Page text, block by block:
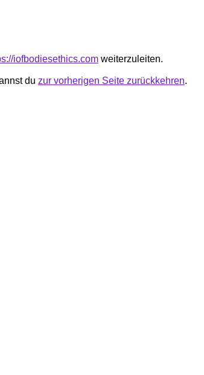
iofbodiesethics.com weiterzuleiten.
du zur vorherigen Seite zurückkehren.